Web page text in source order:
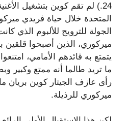
24.) لم تقم كوين بتشغيل
المتحدة خلال حياة فريدي
الجولة للترويج للألبوم الذي
ميركوري، الذين أصبحوا
يتمتع به قائدهم الأمامي،
ما تريد طالما أنه ممتع وكبير
رأى عازف الجيتار كوين بريان
ميركوري للرذيلة.